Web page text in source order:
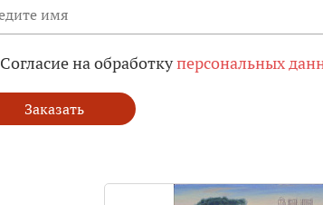
Согласие на обработкуперсональных
Заказать